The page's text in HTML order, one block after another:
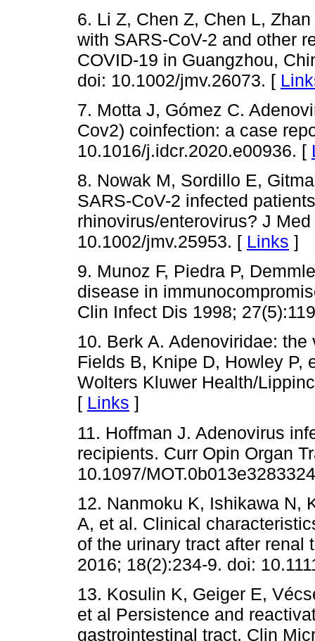
6. Li Z, Chen Z, Chen L,
with SARS-CoV-2 and other
COVID-19 in Guangzhou,
doi: 10.1002/jmv.26073. [
7. Motta J, Gómez C.
Cov2) coinfection: a case
10.1016/j.idcr.2020.e00936. [
8. Nowak M, Sordillo E,
SARS-CoV-2 infected
rhinovirus/enterovirus? J
10.1002/jmv.25953. [ Links ]
9. Munoz F, Piedra P,
disease in
Clin Infect Dis 1998;
10. Berk A. Adenoviridae:
Fields B, Knipe D, Howley P,
Wolters Kluwer Health/
[ Links ]
11. Hoffman J. Adenovirus
recipients. Curr Opin Organ
10.1097/
12. Nanmoku K, Ishikawa N,
A, et al. Clinical
of the urinary tract after renal
2016; 18(2):234-9. doi:
13. Kosulin K, Geiger E,
et al Persistence and
gastrointestinal tract. Clin